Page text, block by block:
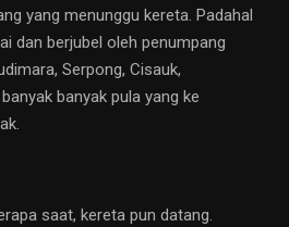
yang menunggu kereta. Padahal
dan berjubel oleh penumpang
Serpong, Cisauk,
banyak pula yang ke
saat, kereta pun datang.